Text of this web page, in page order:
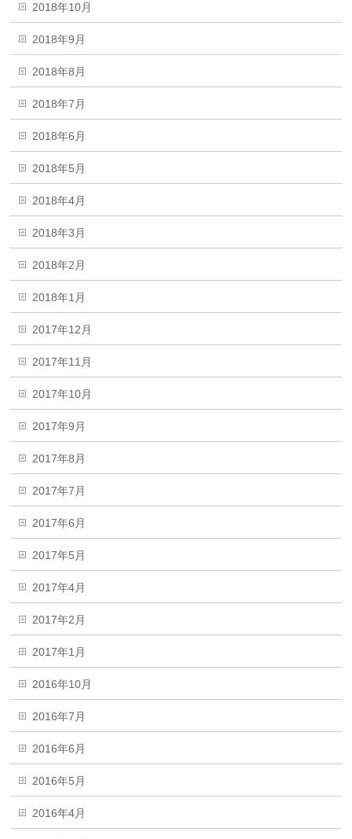
2018年10月
2018年9月
2018年8月
2018年7月
2018年6月
2018年5月
2018年4月
2018年3月
2018年2月
2018年1月
2017年12月
2017年11月
2017年10月
2017年9月
2017年8月
2017年7月
2017年6月
2017年5月
2017年4月
2017年2月
2017年1月
2016年10月
2016年7月
2016年6月
2016年5月
2016年4月